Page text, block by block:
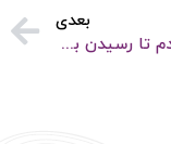
بعدی
تنها یک قدم تا رسیدن به مدل موی دلخواهت فاصله داری!